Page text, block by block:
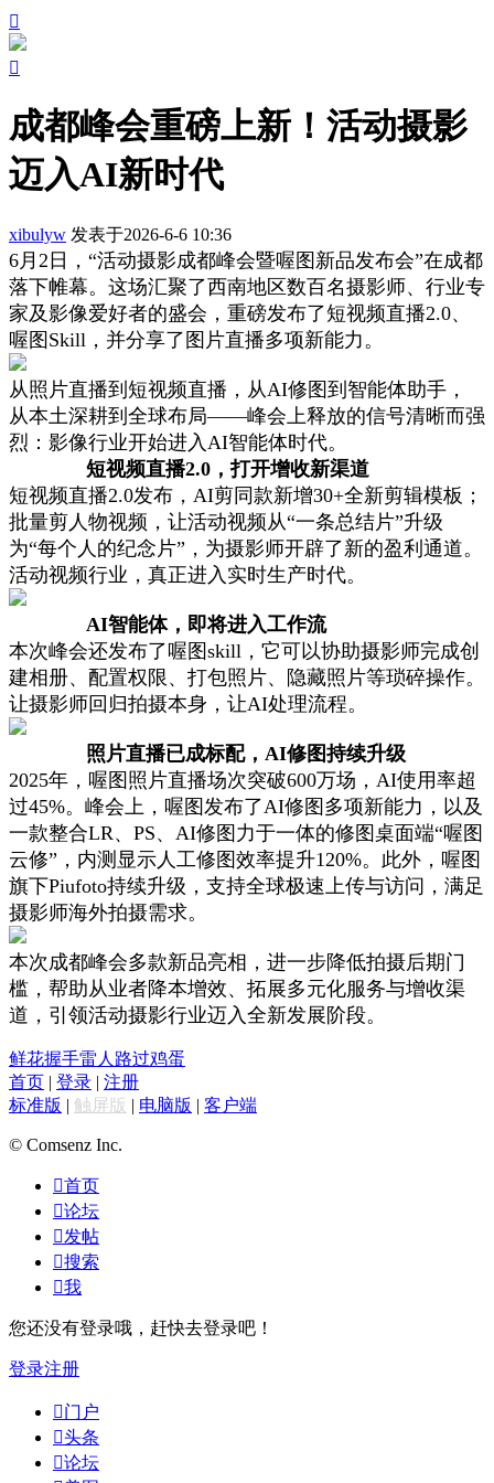


成都峰会重磅上新！活动摄影
迈入AI新时代
xibulyw 发表于2026-6-6 10:36
6月2日，“活动摄影成都峰会暨喔图新品发布会”在成都
落下帷幕。这场汇聚了西南地区数百名摄影师、行业专
家及影像爱好者的盛会，重磅发布了短视频直播2.0、
喔图Skill，并分享了图片直播多项新能力。
从照片直播到短视频直播，从AI修图到智能体助手，
从本土深耕到全球布局——峰会上释放的信号清晰而强
烈：影像行业开始进入AI智能体时代。
短视频直播2.0，打开增收新渠道
短视频直播2.0发布，AI剪同款新增30+全新剪辑模板；
批量剪人物视频，让活动视频从“一条总结片”升级
为“每个人的纪念片”，为摄影师开辟了新的盈利通道。
活动视频行业，真正进入实时生产时代。
AI智能体，即将进入工作流
本次峰会还发布了喔图skill，它可以协助摄影师完成创
建相册、配置权限、打包照片、隐藏照片等琐碎操作。
让摄影师回归拍摄本身，让AI处理流程。
照片直播已成标配，AI修图持续升级
2025年，喔图照片直播场次突破600万场，AI使用率超
过45%。峰会上，喔图发布了AI修图多项新能力，以及
一款整合LR、PS、AI修图力于一体的修图桌面端“喔图
云修”，内测显示人工修图效率提升120%。此外，喔图
旗下Piufoto持续升级，支持全球极速上传与访问，满足
摄影师海外拍摄需求。
本次成都峰会多款新品亮相，进一步降低拍摄后期门
槛，帮助从业者降本增效、拓展多元化服务与增收渠
道，引领活动摄影行业迈入全新发展阶段。
鲜花握手雷人 路过鸡蛋
首页 | 登录 | 注册
标准版 | 触屏版 | 电脑版 | 客户端
© Comsenz Inc.
首页
论坛
发帖
搜索
我
您还没有登录哦，赶快去登录吧！
登录注册
门户
头条
论坛